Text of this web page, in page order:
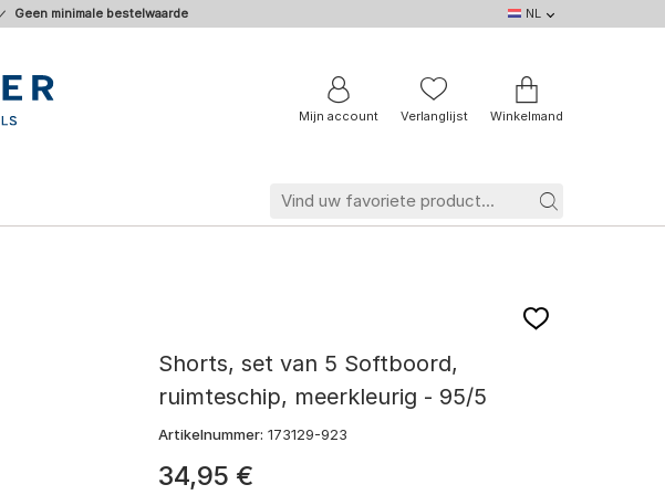
Geen minimale bestelwaarde
NL
DE
NL
BE
FR
Mijn account Verlanglijst Winkelmand
Shorts, set van 5 Softboord,
ruimteschip, meerkleurig - 95/5
Artikelnummer: 173129-923
34,95 €